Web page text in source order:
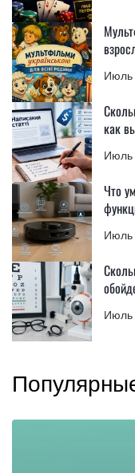
Июль
Июль
как
Июль
Что
Июль